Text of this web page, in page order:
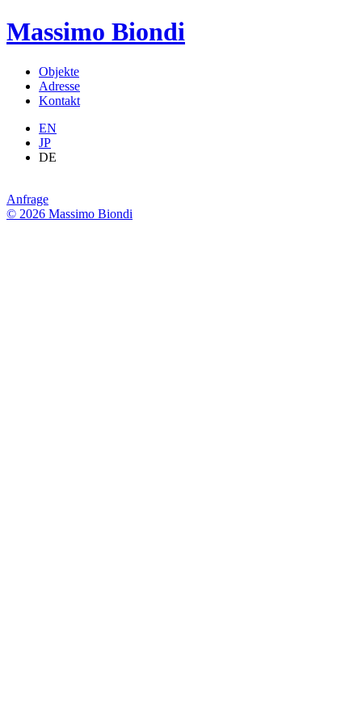
Massimo Biondi
Objekte
Adresse
Kontakt
EN
JP
DE
Anfrage
© 2026 Massimo Biondi